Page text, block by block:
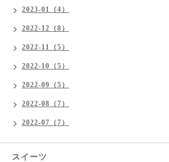
2023-01（4）
2022-12（8）
2022-11（5）
2022-10（5）
2022-09（5）
2022-08（7）
2022-07（7）
スイーツ